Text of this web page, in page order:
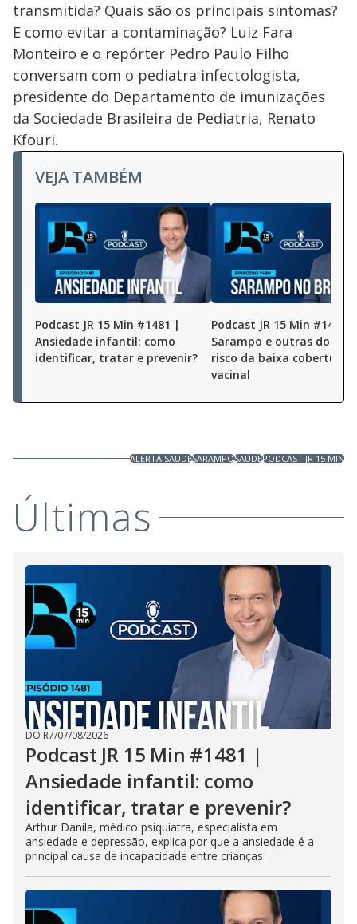
transmitida? Quais são os principais sintomas?
E como evitar a contaminação? Luiz Fara
Monteiro e o repórter Pedro Paulo Filho
conversam com o pediatra infectologista,
presidente do Departamento de imunizações
da Sociedade Brasileira de Pediatria, Renato
Kfouri.
VEJA TAMBÉM
Podcast JR 15 Min #1481 |
Ansiedade infantil: como
identificar, tratar e prevenir?
Podcast JR 15 Min #1480 |
Sarampo e outras
risco da baixa cobertura
vacinal
ALERTA SAÚDESARAMPOSAÚDEPODCAST JR 15 MIN
Últimas
DO R7/07/08/2026
Podcast JR 15 Min #1481 |
Ansiedade infantil: como
identificar, tratar e prevenir?
Arthur Danila, médico psiquiatra, especialista em
ansiedade e depressão, explica por que a ansiedade é a
principal causa de incapacidade entre crianças